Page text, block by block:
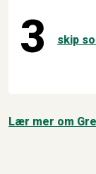
3 skip
Lær mer om